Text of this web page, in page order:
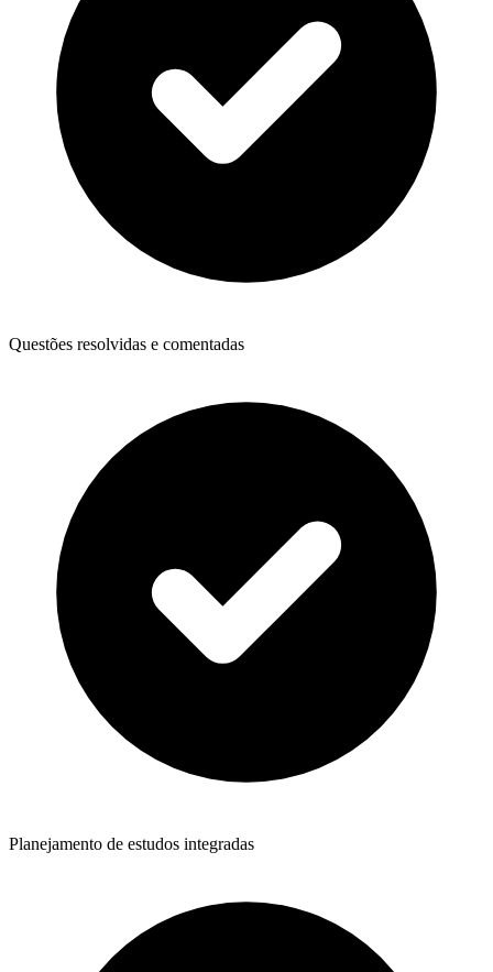
Questões resolvidas e comentadas
Planejamento de estudos integradas